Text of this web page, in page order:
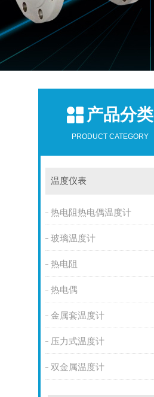
产品分类
PRODUCT CATEGORY
温度仪表
热电阻热电偶温度计
玻璃温度计
热电阻
热电偶
金属套温度计
压力式温度计
双金属温度计